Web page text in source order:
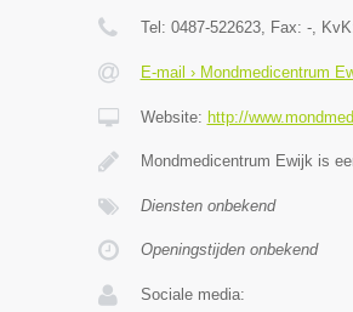
Tel: 0487-522623, Fax: -,
E-mail › Mondmedicentrum
Website: http://
Mondmedicentrum Ewijk is
Diensten onbekend
Openingstijden onbekend
Sociale media: